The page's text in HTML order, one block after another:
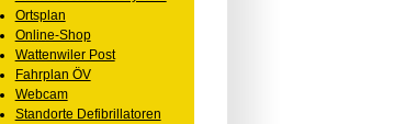
Ortsplan
Online-Shop
Wattenwiler Post
Fahrplan ÖV
Webcam
Standorte Defibrillatoren